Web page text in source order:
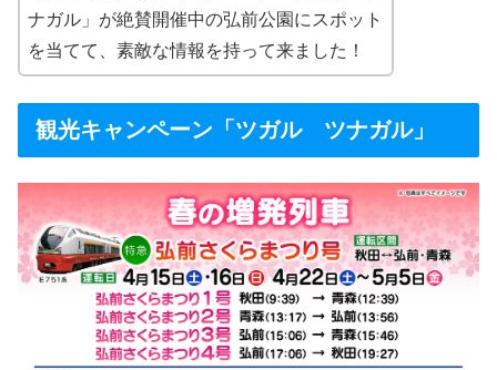
ナガル」が絶賛開催中の弘前公園にスポット
を当てて、素敵な情報を持って来ました！
観光キャンペーン「ツガル ツナガル」